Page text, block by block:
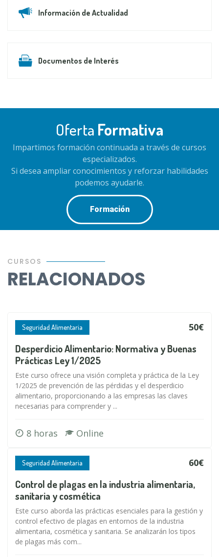
Información de Actualidad
Documentos de Interés
Oferta Formativa
Impartimos formación continuada a través de cursos
especializados.
Si desea ampliar conocimientos y reforzar habilidades
podemos ayudarle.
Formación
CURSOS
RELACIONADOS
Seguridad Alimentaria 50€
Desperdicio Alimentario: Normativa y Buenas
Prácticas Ley 1/2025
Este curso ofrece una visión completa y práctica de la Ley
1/2025 de prevención de las pérdidas y el desperdicio
alimentario, proporcionando a las empresas las claves
necesarias para comprender y ...
8 horas Online
Seguridad Alimentaria 60€
Control de plagas en la industria alimentaria,
sanitaria y cosmética
Este curso aborda las prácticas esenciales para la gestión y
control efectivo de plagas en entornos de la industria
alimentaria, cosmética y sanitaria. Se analizarán los tipos
de plagas más com...